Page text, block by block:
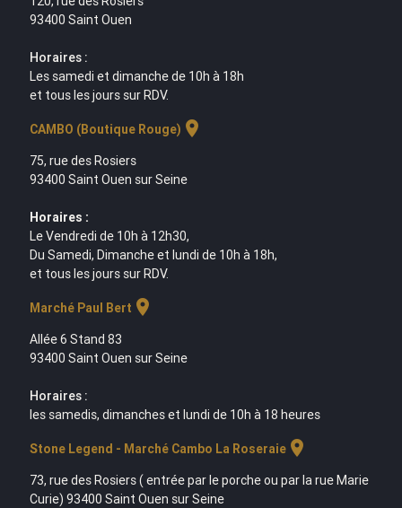
93400 Saint Ouen
Horaires :
Les samedi et dimanche de 10h à 18h
et tous les jours sur RDV.
CAMBO (Boutique Rouge) location_on
75, rue des Rosiers
93400 Saint Ouen sur Seine
Horaires :
Le Vendredi de 10h à 12h30,
Du Samedi, Dimanche et lundi de 10h à 18h,
et tous les jours sur RDV.
Marché Paul Bert location_on
Allée 6 Stand 83
93400 Saint Ouen sur Seine
Horaires :
les samedis, dimanches et lundi de 10h à 18 heures
Stone Legend - Marché Cambo La Roseraielocation_on
73, rue des Rosiers ( entrée par le porche ou par la rue Marie
Curie) 93400 Saint Ouen sur Seine